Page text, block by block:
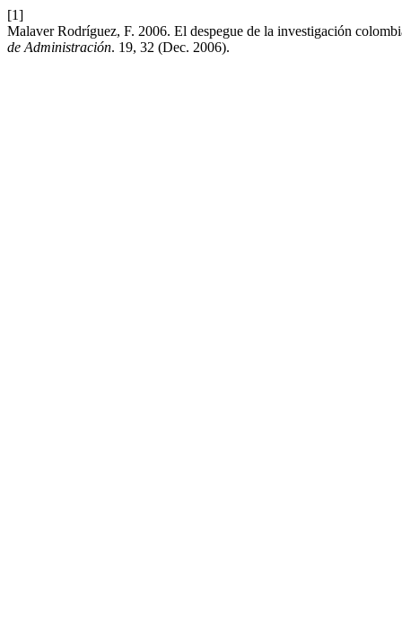
[1]
Malaver Rodríguez, F. 2006. El despegue de la investigación
de Administración. 19, 32 (Dec. 2006).